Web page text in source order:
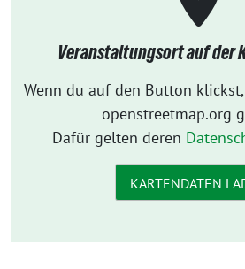
Veranstaltungsort auf der
Wenn du auf den Button
openstreetmap.org
Dafür gelten deren
KARTENDATEN